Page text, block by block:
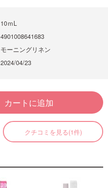
10ｍL
4901008641683
モーニングリネン
2024/04/23
カートに追加
クチコミを見る(1件)